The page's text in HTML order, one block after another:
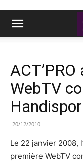
WebTV
20/12/2010
Le 22 janvier 2008,
première WebTV